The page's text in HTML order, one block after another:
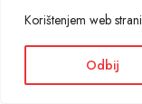
Korištenjem web
Odbij